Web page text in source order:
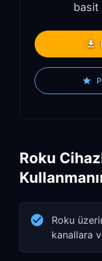
basit
Roku
Roku
kanallara